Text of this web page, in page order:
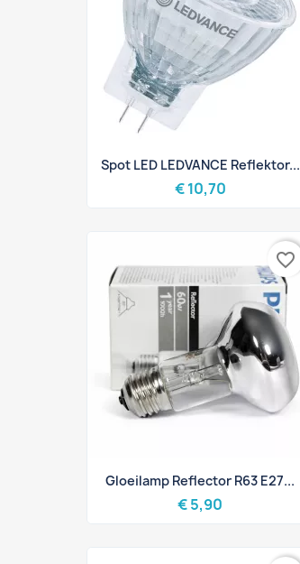
 Snel bekijken
Spot LED LEDVANCE Reflektor...
€ 10,70
Snel bekijken
Gloeilamp Reflector R63 E27...
€ 5,90
favorite_border